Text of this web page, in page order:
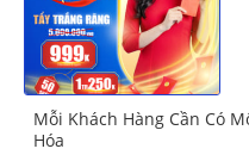
Mỗi Khách Hàng Cần Có
Hóa